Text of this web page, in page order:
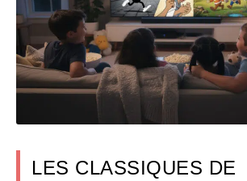
LES CLASSIQUES DE